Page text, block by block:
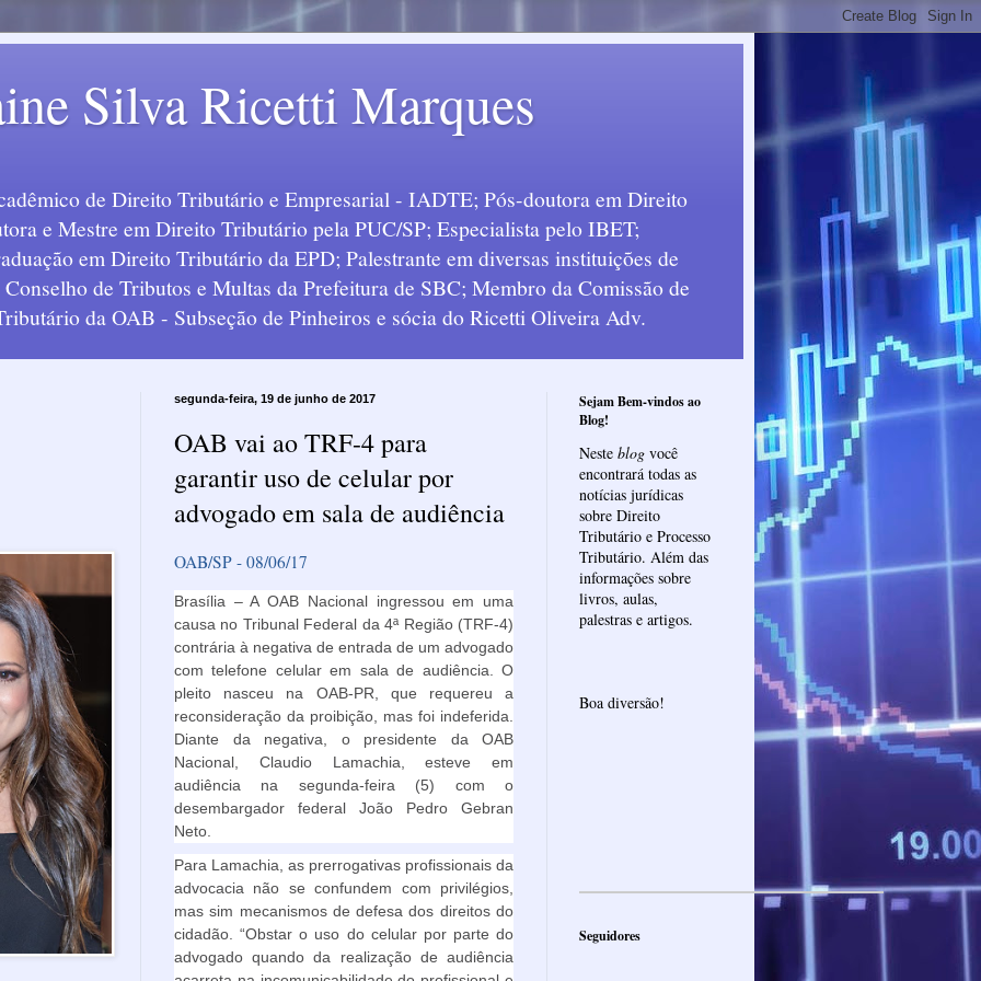
Silva Ricetti Marques
de Direito Tributário e Empresarial - IADTE; Pós-doutora em Direito
e Mestre em Direito Tributário pela PUC/SP; Especialista pelo IBET;
em Direito Tributário da EPD; Palestrante em diversas instituições de
de Tributos e Multas da Prefeitura de SBC; Membro da Comissão de
da OAB - Subseção de Pinheiros e sócia do Ricetti Oliveira Adv.
segunda-feira, 19 de junho de 2017
OAB vai ao TRF-4 para
garantir uso de celular por
advogado em sala de audiência
OAB/SP - 08/06/17
Brasília – A OAB Nacional ingressou em uma
causa no Tribunal Federal da 4ª Região (TRF-4)
contrária à negativa de entrada de um advogado
com telefone celular em sala de audiência. O
pleito nasceu na OAB-PR, que requereu a
reconsideração da proibição, mas foi indeferida.
Diante da negativa, o presidente da OAB
Nacional, Claudio Lamachia, esteve em
audiência na segunda-feira (5) com o
desembargador federal João Pedro Gebran
Neto.
Para Lamachia, as prerrogativas profissionais da
advocacia não se confundem com privilégios,
mas sim mecanismos de defesa dos direitos do
cidadão. “Obstar o uso do celular por parte do
advogado quando da realização de audiência
Sejam Bem-vindos ao
Blog!
Neste blog você
encontrará todas as
notícias jurídicas
sobre Direito
Tributário e Processo
Tributário. Além das
informações sobre
livros, aulas,
palestras e artigos.
Boa diversão!
Seguidores